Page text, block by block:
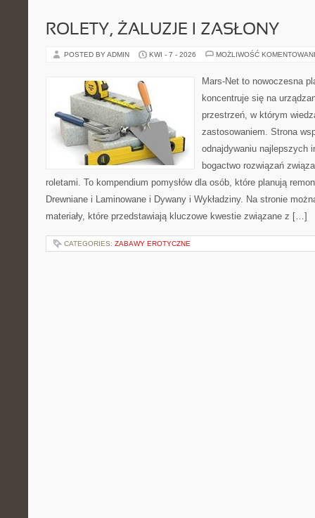
ROLETY, ŻALUZJE I ZASŁONY
POSTED BY ADMIN KWI - 7 - 2026 MOŻLIWOŚĆ
Mars-Net to nowoczesna
koncentruje się na
przestrzeń, w którym
zastosowaniem. Strona
odnajdywaniu najlepszych
bogactwo rozwiązań
roletami. To kompendium pomysłów dla osób, które planują
Drewniane i Laminowane i Dywany i Wykładziny. Na stronie
materiały, które przedstawiają kluczowe kwestie związane z […]
CATEGORIES: ZABAWY EROTYCZNE